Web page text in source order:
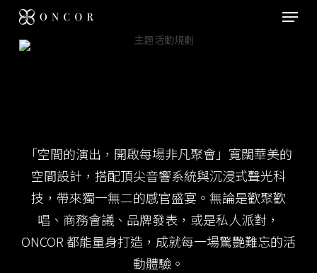
content
Menu
「空間的演出，開啟每場非凡聚會」寬闊華美的
空間設計，搭配頂尖音響系統與沉浸式聲光科
技，帶來獨一無二的感官盛宴。無論是歡聚歡
唱、商務會議、品牌發表，或是私人派對，
ONCOR 都能量身打造，成就每一場驚艷難忘的活
動體驗。